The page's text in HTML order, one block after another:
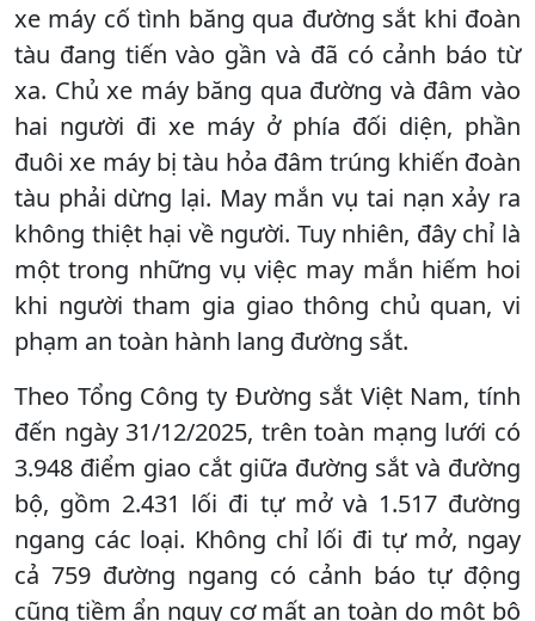
xe máy cố tình băng qua đường sắt khi đoàn
tàu đang tiến vào gần và đã có cảnh báo từ
xa. Chủ xe máy băng qua đường và đâm vào
hai người đi xe máy ở phía đối diện, phần
đuôi xe máy bị tàu hỏa đâm trúng khiến đoàn
tàu phải dừng lại. May mắn vụ tai nạn xảy ra
không thiệt hại về người. Tuy nhiên, đây chỉ là
một trong những vụ việc may mắn hiếm hoi
khi người tham gia giao thông chủ quan, vi
phạm an toàn hành lang đường sắt.
Theo Tổng Công ty Đường sắt Việt Nam, tính
đến ngày 31/12/2025, trên toàn mạng lưới có
3.948 điểm giao cắt giữa đường sắt và đường
bộ, gồm 2.431 lối đi tự mở và 1.517 đường
ngang các loại. Không chỉ lối đi tự mở, ngay
cả 759 đường ngang có cảnh báo tự động
cũng tiềm ẩn nguy cơ mất an toàn do một bộ